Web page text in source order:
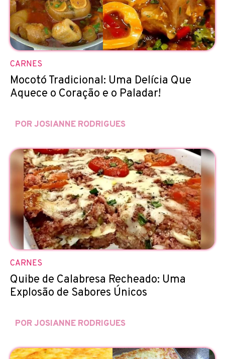
CARNES
Mocotó Tradicional: Uma Delícia Que
Aquece o Coração e o Paladar!
POR JOSIANNE RODRIGUES
CARNES
Quibe de Calabresa Recheado: Uma
Explosão de Sabores Únicos
POR JOSIANNE RODRIGUES